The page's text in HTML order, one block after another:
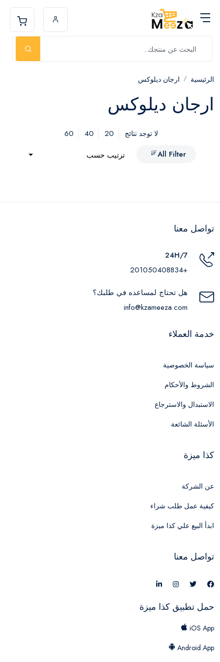
الرئيسية ارجان ديلوكس
ارجان ديلوكس
لا توجد نتائج 20
40
60
All Filter
ترتيب حسب
تواصل معنا
24H/7
+201050408834
هل تحتاج لمساعده في طلبك؟
info@kzameeza.com
خدمة العملاء
سياسة الخصوصية
الشروط والأحكام
الاستبدال والاسترجاع
الأسئلة الشائعة
كذا ميزة
عن الشركة
كيفية عمل طلب شراء
ابدأ البيع علي كذا ميزة
تواصل معنا
حمل تطبيق كذا ميزة
iOS App
Android App